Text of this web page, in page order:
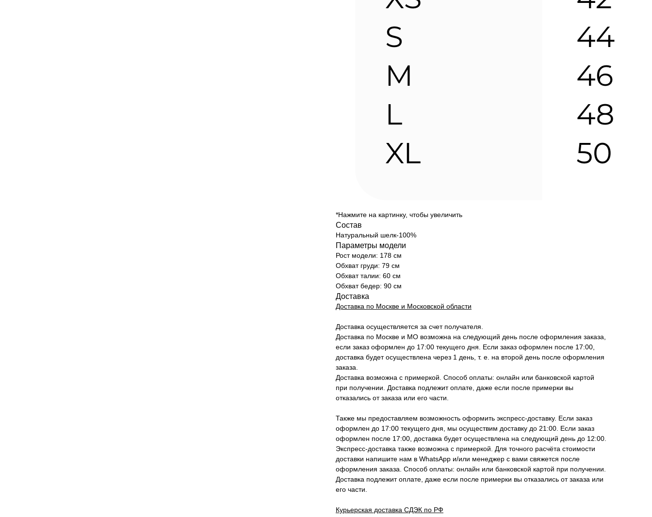
*Нажмите на картинку, чтобы увеличить
Состав
Натуральный шелк-100%
Параметры модели
Рост модели: 178 см
Обхват груди: 79 см
Обхват талии: 60 см
Обхват бедер: 90 см
Доставка
Доставка по Москве и Московской области
Доставка осуществляется за счет получателя.
Доставка по Москве и МО возможна на следующий день после оформления заказа,
если заказ оформлен до 17:00 текущего дня. Если заказ оформлен после 17:00,
доставка будет осуществлена через 1 день, т. е. на второй день после оформления
заказа.
Доставка возможна с примеркой. Способ оплаты: онлайн или банковской картой
при получении. Доставка подлежит оплате, даже если после примерки вы
отказались от заказа или его части.
Также мы предоставляем возможность оформить экспресс-доставку. Если заказ
оформлен до 17:00 текущего дня, мы осуществим доставку до 21:00. Если заказ
оформлен после 17:00, доставка будет осуществлена на следующий день до 12:00.
Экспресс-доставка также возможна с примеркой. Для точного расчёта стоимости
доставки напишите нам в WhatsApp и/или менеджер с вами свяжется после
оформления заказа. Способ оплаты: онлайн или банковской картой при получении.
Доставка подлежит оплате, даже если после примерки вы отказались от заказа или
его части.
Курьерская доставка СДЭК по РФ